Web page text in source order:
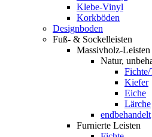
Klebe-Vinyl
Korkböden
Designboden
Fuß- & Sockelleisten
Massivholz-Leisten
Natur,
Kiefer
Eiche
Lärche
endbehandelt
Furnierte Leisten